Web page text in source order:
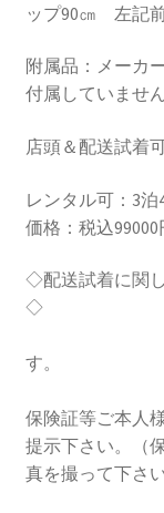
ップ90㎝ 左記
附属品：メーカ
付属していません
店頭＆配送試着
レンタル可：3
価格：税込99000
◇配送試着に関
着払い
配送試着
保険証等ご本人
提示下さい。（
真を撮って下さい